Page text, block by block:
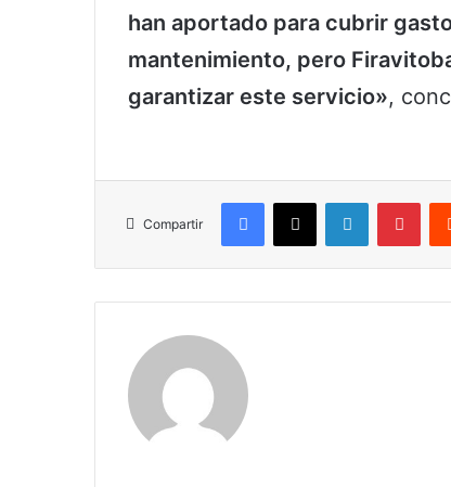
han aportado para cubrir
mantenimiento, pero
garantizar este servicio»,
Compartir
Facebook
X LinkedIn